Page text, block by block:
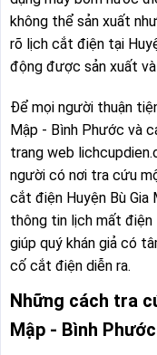
không thể sản xuất
rõ lịch cắt điện tại
động được sản xuất và
Để mọi người thuận
Mập - Bình Phước và
trang web
người có nơi tra cứu
cắt điện Huyện Bù Gia
thông tin lịch mất điện
giúp quý khán giả có
cố cắt điện diễn ra.
Những cách tra
Mập - Bình